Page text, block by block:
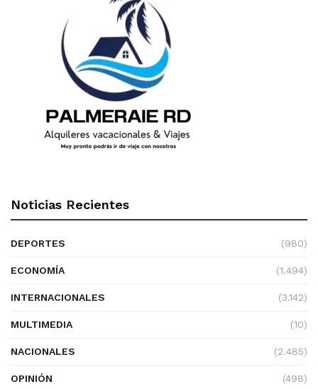
Noticias Recientes
DEPORTES (980)
ECONOMÍA (1.494)
INTERNACIONALES (3.142)
MULTIMEDIA (10)
NACIONALES (2.485)
OPINIÓN (498)